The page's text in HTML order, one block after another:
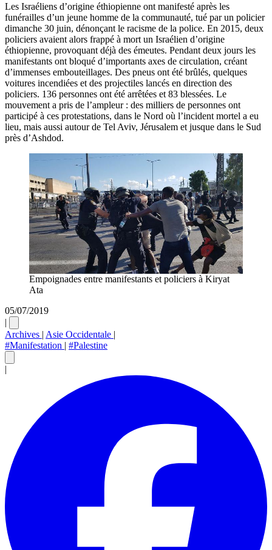
Les Israéliens d’origine éthiopienne ont manifesté après les
funérailles d’un jeune homme de la communauté, tué par un policier
dimanche 30 juin, dénonçant le racisme de la police. En 2015, deux
policiers avaient alors frappé à mort un Israélien d’origine
éthiopienne, provoquant déjà des émeutes. Pendant deux jours les
manifestants ont bloqué d’importants axes de circulation, créant
d’immenses embouteillages. Des pneus ont été brûlés, quelques
voitures incendiées et des projectiles lancés en direction des
policiers. 136 personnes ont été arrêtées et 83 blessées. Le
mouvement a pris de l’ampleur : des milliers de personnes ont
participé à ces protestations, dans le Nord où l’incident mortel a eu
lieu, mais aussi autour de Tel Aviv, Jérusalem et jusque dans le Sud
près d’Ashdod.
Empoignades entre manifestants et policiers à Kiryat
Ata
05/07/2019
|
Archives | Asie Occidentale |
#Manifestation | #Palestine
|